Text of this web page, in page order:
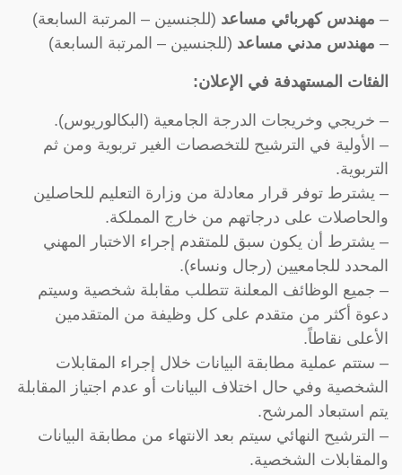
– مهندس كهربائي مساعد (للجنسين – المرتبة السابعة)
– مهندس مدني مساعد (للجنسين – المرتبة السابعة)
الفئات المستهدفة في الإعلان:
– خريجي وخريجات الدرجة الجامعية (البكالوريوس).
– الأولية في الترشيح للتخصصات الغير تربوية ومن ثم
التربوية.
– يشترط توفر قرار معادلة من وزارة التعليم للحاصلين
والحاصلات على درجاتهم من خارج المملكة.
– يشترط أن يكون سبق للمتقدم إجراء الاختبار المهني
المحدد للجامعيين (رجال ونساء).
– جميع الوظائف المعلنة تتطلب مقابلة شخصية وسيتم
دعوة أكثر من متقدم على كل وظيفة من المتقدمين
الأعلى نقاطاً.
– ستتم عملية مطابقة البيانات خلال إجراء المقابلات
الشخصية وفي حال اختلاف البيانات أو عدم اجتياز المقابلة
يتم استبعاد المرشح.
– الترشيح النهائي سيتم بعد الانتهاء من مطابقة البيانات
والمقابلات الشخصية.